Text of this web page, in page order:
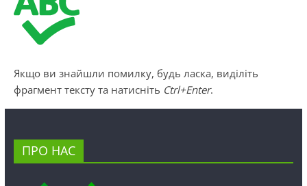
Якщо ви знайшли помилку, будь ласка, виділіть
фрагмент тексту та натисніть Ctrl+Enter.
ПРО НАС